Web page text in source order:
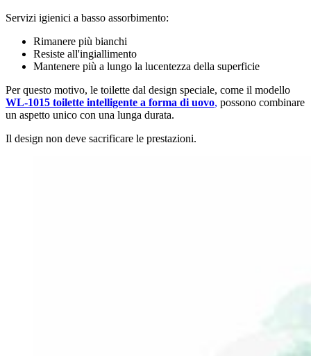
Servizi igienici a basso assorbimento:
Rimanere più bianchi
Resiste all'ingiallimento
Mantenere più a lungo la lucentezza della superficie
Per questo motivo, le toilette dal design speciale, come il modello
WL-1015 toilette intelligente a forma di uovo, possono combinare
un aspetto unico con una lunga durata.
Il design non deve sacrificare le prestazioni.